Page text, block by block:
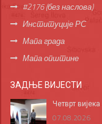
#2176 (без наслова)
Институције РС
Мапа града
Мапа општине
ЗАДЊЕ ВИЈЕСТИ
Четврт
07.08.2026